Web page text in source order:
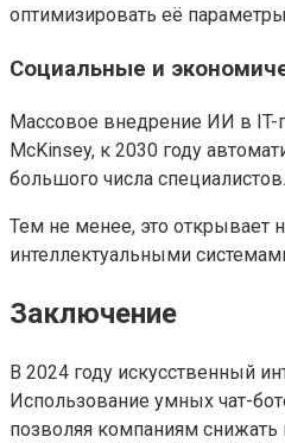
оптимизировать её
Социальные и
Массовое внедрение ИИ в IT-
McKinsey, к 2030 году
большого числа специалистов.
Тем не менее, это открывает
интеллектуальными
Заключение
В 2024 году искусственный
Использование умных чат-
позволяя компаниям